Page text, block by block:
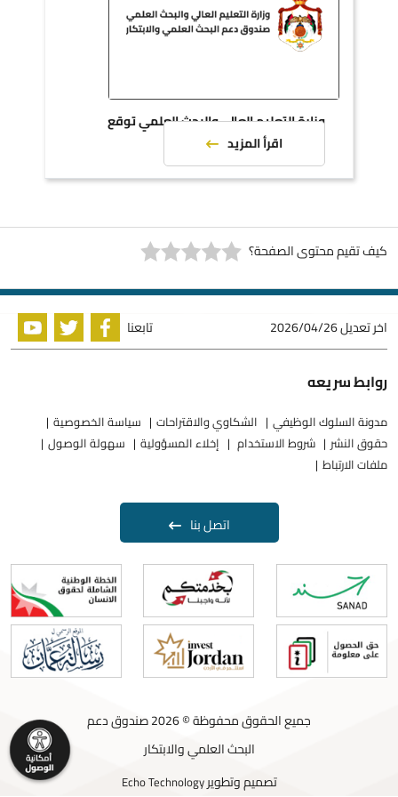
وزارة التعليم العالي والبحث العلمي توقع
اتفاقيات دعم مشاريع بحثية
اقرأ المزيد
كيف تقيم محتوى الصفحة؟
اخر تعديل2026/04/26 تابعنا
روابط سريعه
مدونة السلوك الوظيفي الشكاوي والاقتراحات
سياسة الخصوصية
حقوق النشر
شروط الاستخدام إخلاء المسؤولية
سهولة الوصول
ملفات الارتباط
اتصل بنا
جميع الحقوق محفوظة © 2026 صندوق دعم
البحث العلمي والابتكار
تصميم وتطويرEcho Technology